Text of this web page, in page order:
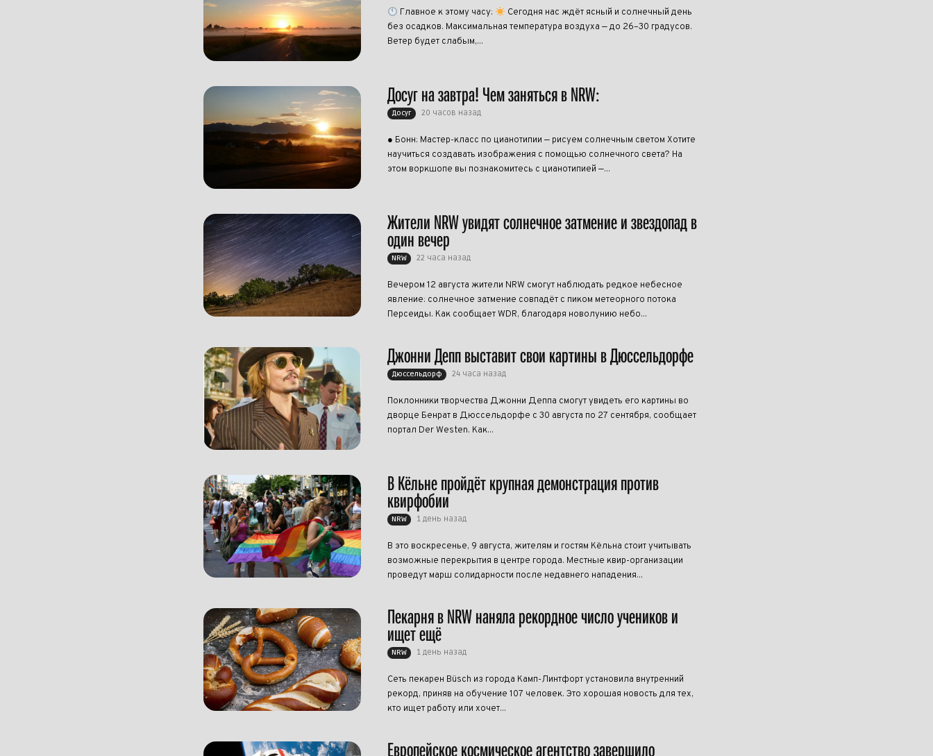
Главное к этому часу:
Сегодня нас ждёт ясный и солнечный день
без осадков. Максимальная температура воздуха — до 26–30 градусов.
Ветер будет слабым,...
Досуг на завтра! Чем заняться в NRW:
Досуг 20 часов назад
● Бонн: Мастер-класс по цианотипии — рисуем солнечным светом Хотите
научиться создавать изображения с помощью солнечного света? На
этом воркшопе вы познакомитесь с цианотипией —...
Жители NRW увидят солнечное затмение и звездопад в
один вечер
NRW 22 часа назад
Вечером 12 августа жители NRW смогут наблюдать редкое небесное
явление: солнечное затмение совпадёт с пиком метеорного потока
Персеиды. Как сообщает WDR, благодаря новолунию небо...
Джонни Депп выставит свои картины в Дюссельдорфе
Дюссельдорф 24 часа назад
Поклонники творчества Джонни Деппа смогут увидеть его картины во
дворце Бенрат в Дюссельдорфе с 30 августа по 27 сентября, сообщает
портал Der Westen. Как...
В Кёльне пройдёт крупная демонстрация против
квирфобии
NRW 1 день назад
В это воскресенье, 9 августа, жителям и гостям Кёльна стоит учитывать
возможные перекрытия в центре города. Местные квир-организации
проведут марш солидарности после недавнего нападения...
Пекарня в NRW наняла рекордное число учеников и
ищет ещё
NRW 1 день назад
Сеть пекарен Büsch из города Камп-Линтфорт установила внутренний
рекорд, приняв на обучение 107 человек. Это хорошая новость для тех,
кто ищет работу или хочет...
Европейское космическое агентство завершило